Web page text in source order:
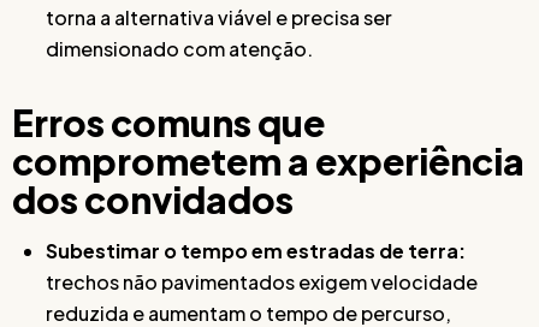
torna a alternativa viável e precisa ser
dimensionado com atenção.
Erros comuns que
comprometem a experiência
dos convidados
Subestimar o tempo em estradas de terra:
trechos não pavimentados exigem velocidade
reduzida e aumentam o tempo de percurso,